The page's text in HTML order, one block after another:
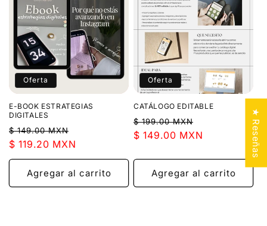
c
ó
n
:
Oferta
E-BOOK ESTRATEGIAS
DIGITALES
Precio
habitual
$ 149.00 MXN
de
oferta
$ 119.20 MXN
Agregar al carrito
Oferta
CATÁLOGO EDITABLE
Precio
habitual
$ 199.00 MXN
de
$ 149.00 MXN
Agregar al carrito
★ Reseñas